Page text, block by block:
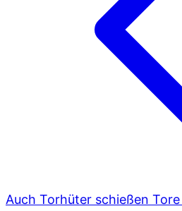
Auch Torhüter schießen